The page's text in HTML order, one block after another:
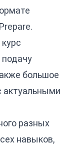
курс
большое
актуальными
разных
навыков,